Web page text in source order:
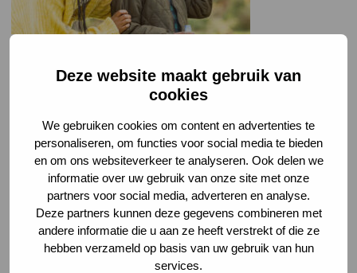
Deze website maakt gebruik van
cookies
We gebruiken cookies om content en advertenties te
personaliseren, om functies voor social media te bieden
en om ons websiteverkeer te analyseren. Ook delen we
informatie over uw gebruik van onze site met onze
partners voor social media, adverteren en analyse.
Deze partners kunnen deze gegevens combineren met
andere informatie die u aan ze heeft verstrekt of die ze
hebben verzameld op basis van uw gebruik van hun
services.